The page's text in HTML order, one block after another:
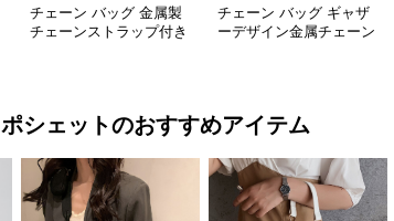
チェーン バッグ 金属製
チェーンストラップ付き
チェーン バッグ ギャザ
ーデザイン金属チェーン
ポシェットのおすすめアイテム